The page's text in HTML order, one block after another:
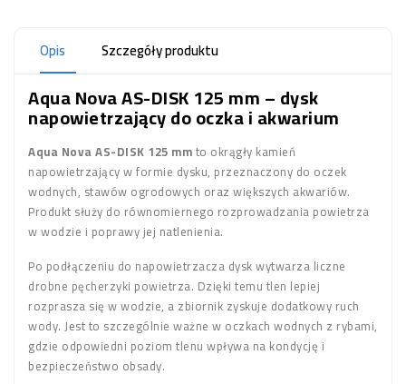
Opis Szczegóły produktu
Aqua Nova AS-DISK 125 mm – dysk
napowietrzający do oczka i akwarium
Aqua Nova AS-DISK 125 mmto okrągły kamień
napowietrzający w formie dysku, przeznaczony do oczek
wodnych, stawów ogrodowych oraz większych akwariów.
Produkt służy do równomiernego rozprowadzania powietrza
w wodzie i poprawy jej natlenienia.
Po podłączeniu do napowietrzacza dysk wytwarza liczne
drobne pęcherzyki powietrza. Dzięki temu tlen lepiej
rozprasza się w wodzie, a zbiornik zyskuje dodatkowy ruch
wody. Jest to szczególnie ważne w oczkach wodnych z rybami,
gdzie odpowiedni poziom tlenu wpływa na kondycję i
bezpieczeństwo obsady.